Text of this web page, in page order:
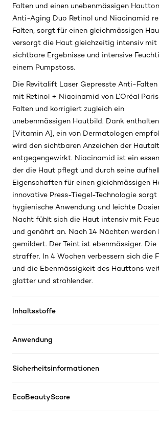
Falten und einen unebenmässigen
Anti-Aging Duo Retinol und Niacinamid
Falten, sorgt für einen gleichmässigen
versorgt die Haut gleichzeitig intensiv
sichtbare Ergebnisse und intensive
einem Pumpstoss.
Die Revitalift Laser Gepresste Anti-
mit Retinol + Niacinamid von L’Oréal
Falten und korrigiert zugleich ein
unebenmässigen Hautbild. Dank
[Vitamin A], ein von Dermatologen
wird den sichtbaren Anzeichen der
entgegengewirkt. Niacinamid ist ein
der die Haut pflegt und durch seine
Eigenschaften für einen gleichmässigen
innovative Press-Tiegel-Technologie sorgt
hygienische Anwendung und leichte
Nacht fühlt sich die Haut intensiv mit
und genährt an. Nach 14 Nächten werden
gemildert. Der Teint ist ebenmässiger.
straffer. In 4 Wochen verbessern sich die
und die Ebenmässigkeit des Hauttons
glatter und strahlender.
Inhaltsstoffe
Anwendung
Sicherheitsinformationen
EcoBeautyScore